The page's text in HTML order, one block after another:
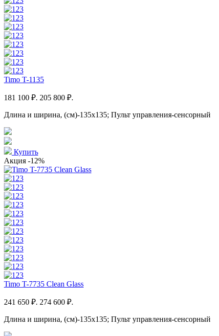
Timo T-1135
181 100 ₽. 205 800 ₽.
Длина и ширина, (см)-135x135; Пульт управления-сенсорный
Купить
Акция -12%
Timo T-7735 Clean Glass
241 650 ₽. 274 600 ₽.
Длина и ширина, (см)-135x135; Пульт управления-сенсорный